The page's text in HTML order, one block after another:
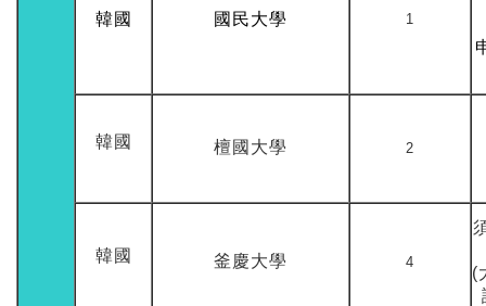
韓國 國民大學 1
韓國 檀國大學 2
韓國 釜慶大學 4
(